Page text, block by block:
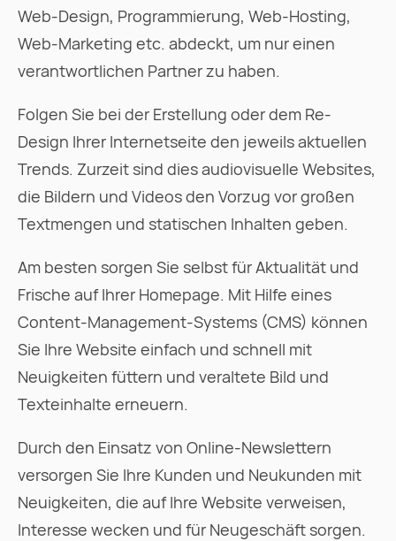
Web-Design, Programmierung, Web-Hosting,
Web-Marketing etc. abdeckt, um nur einen
verantwortlichen Partner zu haben.
Folgen Sie bei der Erstellung oder dem Re-
Design Ihrer Internetseite den jeweils aktuellen
Trends. Zurzeit sind dies audiovisuelle Websites,
die Bildern und Videos den Vorzug vor großen
Textmengen und statischen Inhalten geben.
Am besten sorgen Sie selbst für Aktualität und
Frische auf Ihrer Homepage. Mit Hilfe eines
Content-Management-Systems (CMS) können
Sie Ihre Website einfach und schnell mit
Neuigkeiten füttern und veraltete Bild und
Texteinhalte erneuern.
Durch den Einsatz von Online-Newslettern
versorgen Sie Ihre Kunden und Neukunden mit
Neuigkeiten, die auf Ihre Website verweisen,
Interesse wecken und für Neugeschäft sorgen.